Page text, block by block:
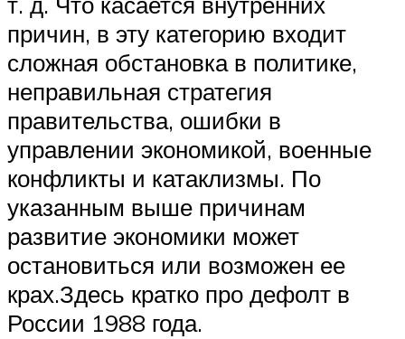
причин, в эту категорию входит
сложная обстановка в политике,
неправильная стратегия
правительства, ошибки в
управлении экономикой, военные
конфликты и катаклизмы. По
указанным выше причинам
развитие экономики может
остановиться или возможен ее
крах.Здесь кратко про дефолт в
России 1988 года.